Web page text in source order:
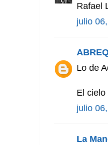
Rafael
julio
Lo de
El
julio
La